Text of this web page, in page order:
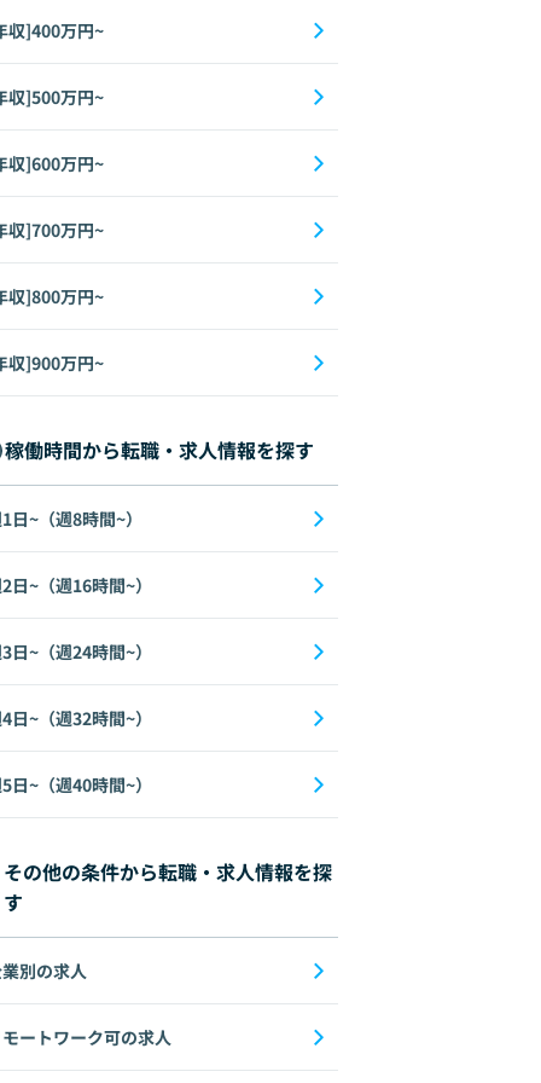
収]400万円~
収]500万円~
収]600万円~
収]700万円~
収]800万円~
収]900万円~
稼働時間から転職・求人情報を探す
日~（週8時間~）
日~（週16時間~）
日~（週24時間~）
日~（週32時間~）
日~（週40時間~）
その他の条件から転職・求人情報を探
す
別の求人
モートワーク可の求人